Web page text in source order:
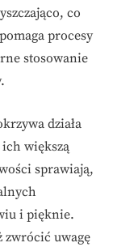
co
procesy
stosowanie
działa
większą
sprawiają,
i pięknie.
zwrócić uwagę